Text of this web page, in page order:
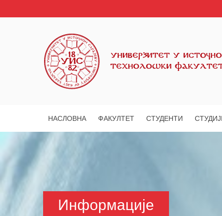
НАСЛОВНА ФАКУЛТЕТ СТУДЕНТИ
Информације